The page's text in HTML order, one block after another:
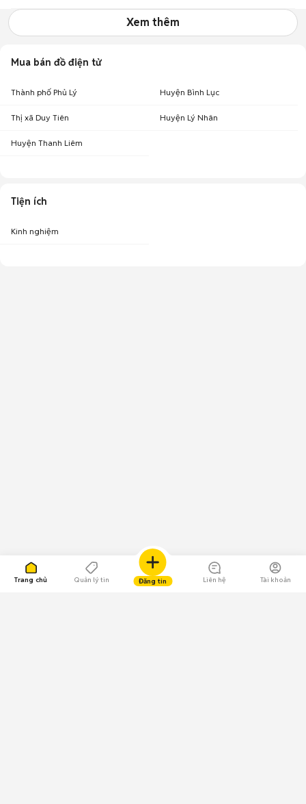
Trang chủ Quản lý tin Đăng tin Liên hệ Tài khoản
Xem thêm
Mua bán đồ điện tử
Thành phố Phủ Lý Huyện Bình Lục
Thị xã Duy Tiên Huyện Lý Nhân
Huyện Thanh Liêm
Tiện ích
Kinh nghiệm